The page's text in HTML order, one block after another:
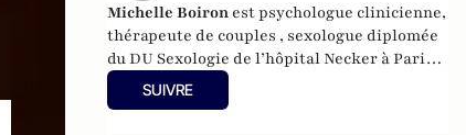
Michelle Boiron est psychologue clinicienne,
thérapeute de couples , sexologue diplomée
du DU Sexologie de l’hôpital Necker à Paris,
et membre de l’AIUS (Association
interuniversitaire de sexologie). Elle est
SUIVRE